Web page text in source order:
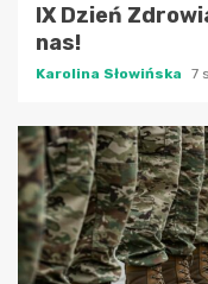
IX Dzień
nas!
Karolina Słowińska 7